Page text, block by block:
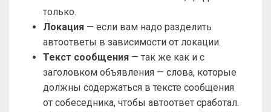
только.
Локация — если вам надо разделить
автоответы в зависимости от локации.
Текст сообщения — так же как и с
заголовком объявления — слова, которые
должны содержаться в тексте сообщения
от собеседника, чтобы автоответ сработал.